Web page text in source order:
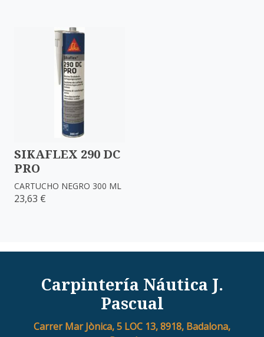
SIKAFLEX 290 DC
PRO
CARTUCHO NEGRO 300 ML
23,63 €
Carpintería Náutica J.
Pascual
Carrer Mar Jònica, 5 LOC 13, 8918, Badalona,